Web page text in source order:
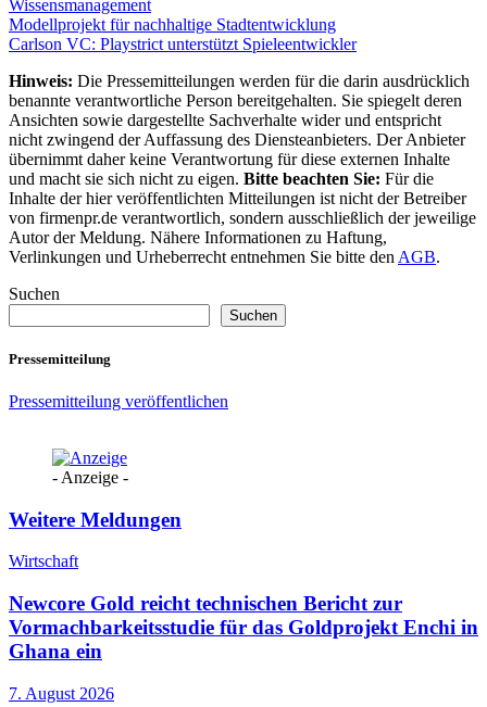
Wissensmanagement
Beitragsnavigation
Modellprojekt für nachhaltige Stadtentwicklung
Carlson VC: Playstrict unterstützt Spieleentwickler
Hinweis: Die Pressemitteilungen werden für die darin ausdrücklich
benannte verantwortliche Person bereitgehalten. Sie spiegelt deren
Ansichten sowie dargestellte Sachverhalte wider und entspricht
nicht zwingend der Auffassung des Diensteanbieters. Der Anbieter
übernimmt daher keine Verantwortung für diese externen Inhalte
und macht sie sich nicht zu eigen. Bitte beachten Sie: Für die
Inhalte der hier veröffentlichten Mitteilungen ist nicht der Betreiber
von firmenpr.de verantwortlich, sondern ausschließlich der jeweilige
Autor der Meldung. Nähere Informationen zu Haftung,
Verlinkungen und Urheberrecht entnehmen Sie bitte den AGB.
Suchen
Suchen
Pressemitteilung
Pressemitteilung veröffentlichen
- Anzeige -
Weitere Meldungen
Wirtschaft
Newcore Gold reicht technischen Bericht zur
Vormachbarkeitsstudie für das Goldprojekt Enchi in
Ghana ein
7. August 2026